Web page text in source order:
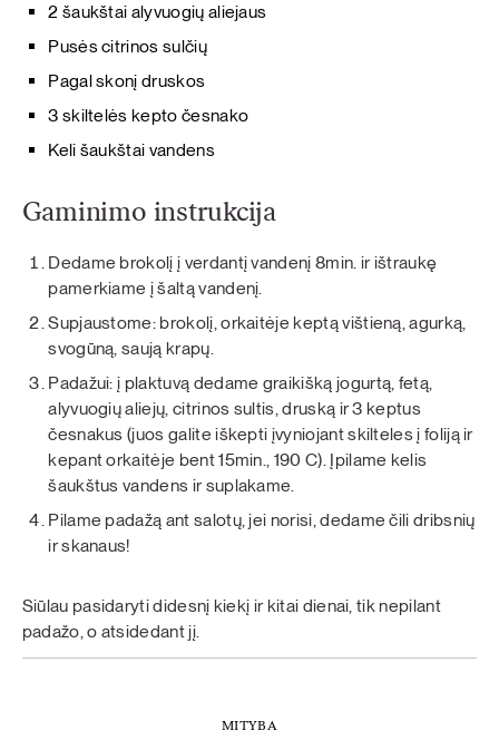
2 šaukštai alyvuogių aliejaus
Pusės citrinos sulčių
Pagal skonį druskos
3 skiltelės kepto česnako
Keli šaukštai vandens
Gaminimo instrukcija
Dedame brokolį į verdantį vandenį 8min. ir ištraukę
pamerkiame į šaltą vandenį.
Supjaustome: brokolį, orkaitėje keptą vištieną, agurką,
svogūną, saują krapų.
Padažui: į plaktuvą dedame graikišką jogurtą, fetą,
alyvuogių aliejų, citrinos sultis, druską ir 3 keptus
česnakus (juos galite iškepti įvyniojant skilteles į foliją ir
kepant orkaitėje bent 15min., 190 C). Įpilame kelis
šaukštus vandens ir suplakame.
Pilame padažą ant salotų, jei norisi, dedame čili dribsnių
ir skanaus!
Siūlau pasidaryti didesnį kiekį ir kitai dienai, tik nepilant
padažo, o atsidedant jį.
MITYBA